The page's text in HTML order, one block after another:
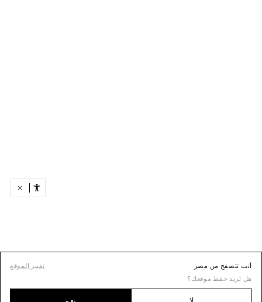
أنت تتصفح من مصر
تغيير الموقع
هل تريد حفظ موقعك؟
لا نعم